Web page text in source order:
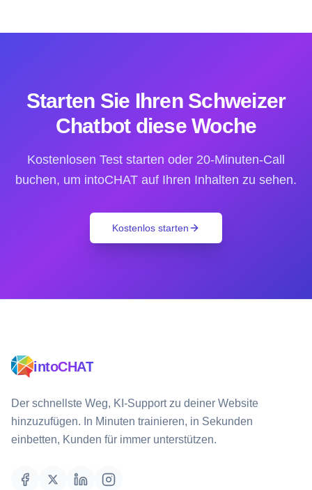
Starten Sie Ihren Schweizer
Chatbot diese Woche
Kostenlosen Test starten oder 20-Minuten-Call
buchen, um intoCHAT auf Ihren Inhalten zu sehen.
Kostenlos starten
intoCHAT
Der schnellste Weg, KI-Support zu deiner Website
hinzuzufügen. In Minuten trainieren, in Sekunden
einbetten, Kunden für immer unterstützen.